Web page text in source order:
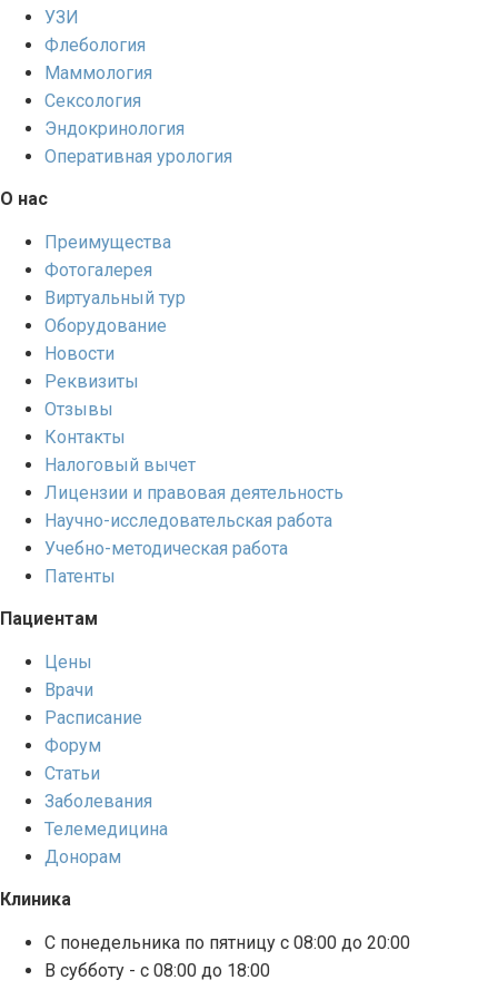
УЗИ
Флебология
Маммология
Сексология
Эндокринология
Оперативная урология
О нас
Преимущества
Фотогалерея
Виртуальный тур
Оборудование
Новости
Реквизиты
Отзывы
Контакты
Налоговый вычет
Лицензии и правовая деятельность
Научно-исследовательская работа
Учебно-методическая работа
Патенты
Пациентам
Цены
Врачи
Расписание
Форум
Статьи
Заболевания
Телемедицина
Донорам
Клиника
С понедельника по пятницу с 08:00 до 20:00
В субботу - с 08:00 до 18:00